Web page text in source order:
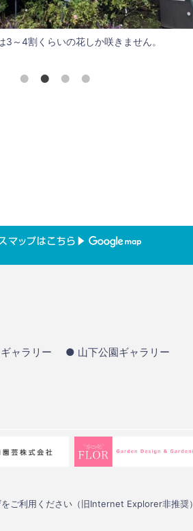
～4割くらいの花しか咲きません。
ャラリー
● 山下公園ギャラリー
ご利用ください（旧Internet Explorer非推奨）